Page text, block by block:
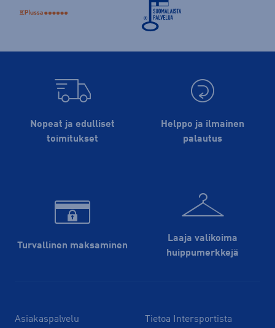
Nopeat ja edulliset
toimitukset
Helppo ja ilmainen
palautus
Turvallinen maksaminen
Laaja valikoima
huippu­merkkejä
Asiakaspalvelu
Tietoa Intersportista